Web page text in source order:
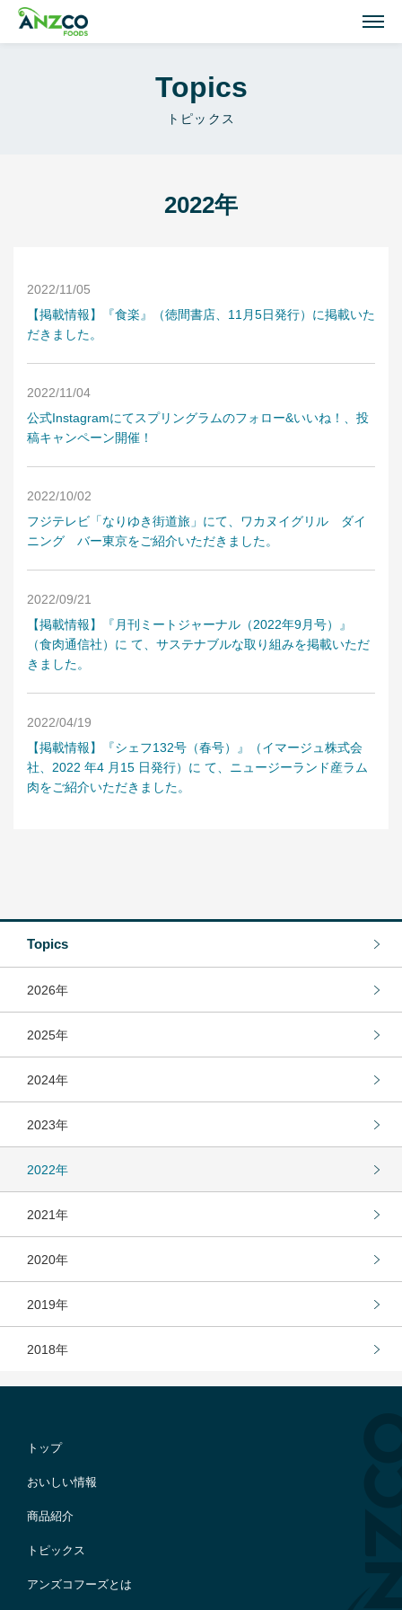
Lamb Recipes
ラム肉のおすすめレシピ
おいしい情報
Topics
About ANZCO Foods
Materials
お役立ち資料
Topics
トピックス
2022年
2022/11/05
【掲載情報】『食楽』（徳間書店、11月5日発行）に掲載いた
だきました。
2022/11/04
公式Instagramにてスプリングラムのフォロー&いいね！、投
稿キャンペーン開催！
2022/10/02
フジテレビ「なりゆき街道旅」にて、ワカヌイグリル ダイ
ニング バー東京をご紹介いただきました。
2022/09/21
【掲載情報】『月刊ミートジャーナル（2022年9月号）』
（食肉通信社）に て、サステナブルな取り組みを掲載いただ
きました。
2022/04/19
【掲載情報】『シェフ132号（春号）』（イマージュ株式会
社、2022 年4 月15 日発行）に て、ニュージーランド産ラム
肉をご紹介いただきました。
Topics
2026年
2025年
2024年
2023年
2022年
2021年
2020年
2019年
2018年
トップ
おいしい情報
商品紹介
トピックス
アンズコフーズとは